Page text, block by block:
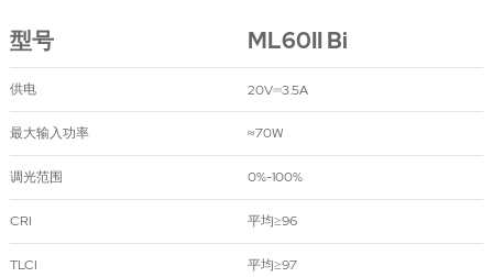
型号 ML60II Bi
供电 20V⎓3.5A
最大输入功率 ≈70W
调光范围 0%-100%
CRI 平均≥96
TLCI 平均≥97